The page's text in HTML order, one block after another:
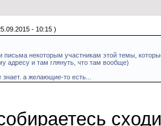
- 10:15 )
письма некоторым участникам этой темы,
адресу и там глянуть, что там вообще)
а желающие-то есть...